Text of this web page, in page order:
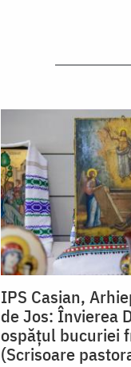
IPS Casian,
de Jos: Învierea
ospățul bucuriei
(Scrisoare